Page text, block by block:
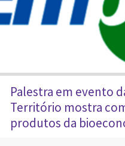
Palestra em evento
Território mostra
produtos da